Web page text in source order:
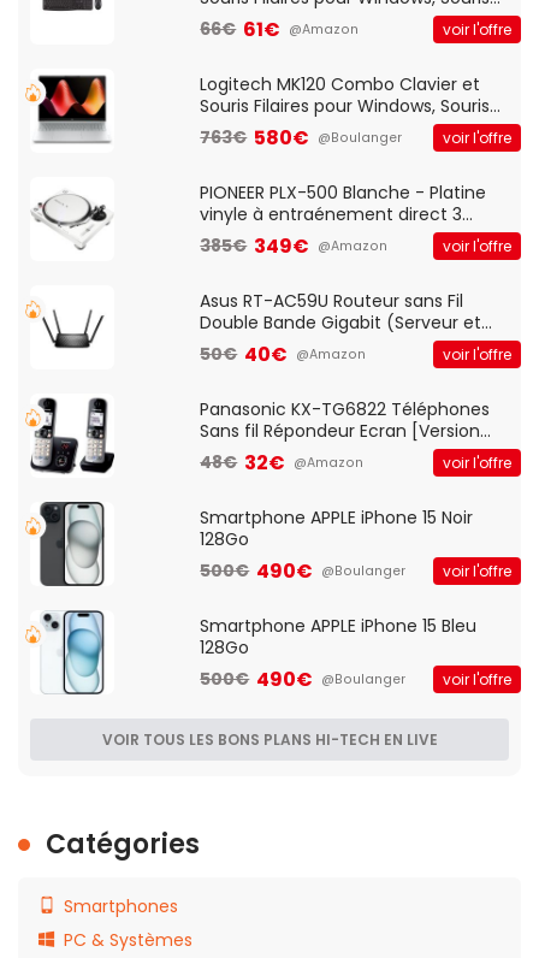
Optique Filaire, Connexion USB Plug
And Play, Confortable, Taille
QWERTY UK - Noir
66€ 61€ @Amazon voir l'offre
Logitech MK120 Combo Clavier et
Souris Filaires pour Windows, Souris
Optique Filaire, Connexion USB Plug
And Play, Confortable, Taille
QWERTY UK - Noir
763€ 580€ @Boulanger voir l'offre
PIONEER PLX-500 Blanche - Platine
vinyle à entraénement direct 3
vitesses (33-45-78 trs/min) avec
pre-ampli intégré et port USB
385€ 349€ @Amazon voir l'offre
Asus RT-AC59U Routeur sans Fil
Double Bande Gigabit (Serveur et
Client VPN, Triple Vlan, Mode Point
d'accès et Bridge, contrôle Parental,
50€ 40€ @Amazon voir l'offre
Panasonic KX-TG6822 Téléphones
Sans fil Répondeur Ecran [Version
Française]
48€ 32€ @Amazon voir l'offre
Smartphone APPLE iPhone 15 Noir
128Go
500€ 490€ @Boulanger voir l'offre
Smartphone APPLE iPhone 15 Bleu
128Go
500€ 490€ @Boulanger voir l'offre
VOIR TOUS LES BONS PLANS HI-TECH EN LIVE
Catégories
Smartphones
PC & Systèmes